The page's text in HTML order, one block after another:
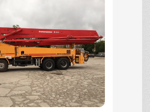
9 м³
4×2
Для крупных объектов
Заказать